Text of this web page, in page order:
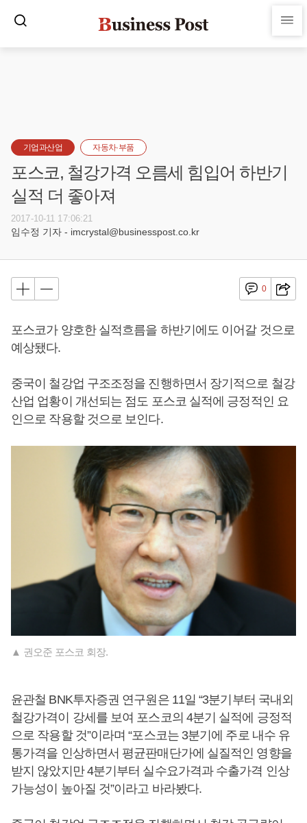
기업과산업 자동차·부품
포스코, 철강가격 오름세 힘입어 하반기
실적 더 좋아져
2017-10-11 17:06:21
임수정 기자 - imcrystal@businesspost.co.kr
0
포스코가 양호한 실적흐름을 하반기에도 이어갈 것으로
예상됐다.
중국이 철강업 구조조정을 진행하면서 장기적으로 철강
산업 업황이 개선되는 점도 포스코 실적에 긍정적인 요
인으로 작용할 것으로 보인다.
▲ 권오준 포스코 회장.
윤관철 BNK투자증권 연구원은 11일 “3분기부터 국내외
철강가격이 강세를 보여 포스코의 4분기 실적에 긍정적
으로 작용할 것”이라며 “포스코는 3분기에 주로 내수 유
통가격을 인상하면서 평균판매단가에 실질적인 영향을
받지 않았지만 4분기부터 실수요가격과 수출가격 인상
가능성이 높아질 것”이라고 바라봤다.